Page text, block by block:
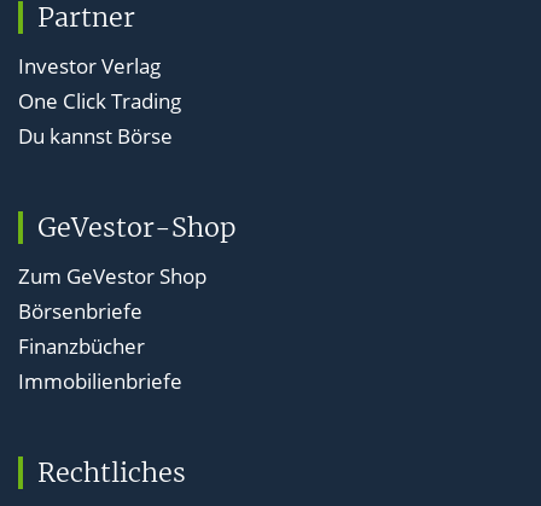
Partner
Investor Verlag
One Click Trading
Du kannst Börse
GeVestor-Shop
Zum GeVestor Shop
Börsenbriefe
Finanzbücher
Immobilienbriefe
Rechtliches